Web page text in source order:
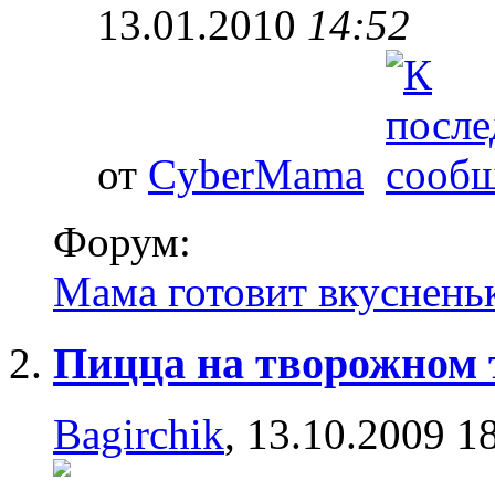
13.01.2010 14:52
от CyberMama
Форум:
Мама готовит
Пицца на творожном
Bagirchik, 13.10.2009